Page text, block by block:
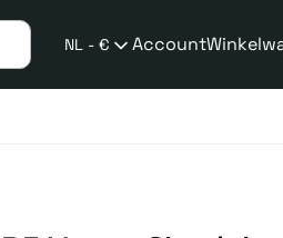
NL - €
taalwijziging
Account